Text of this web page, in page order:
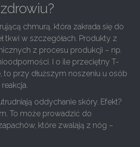
chmurą, która zakrada się do
tkwi w szczegółach. Produkty z
z procesu produkcji – np.
I o ile przeciętny T-
to przy dłuższym noszeniu u osób
oddychanie skóry. Efekt?
To może prowadzić do
które zwalają z nóg –